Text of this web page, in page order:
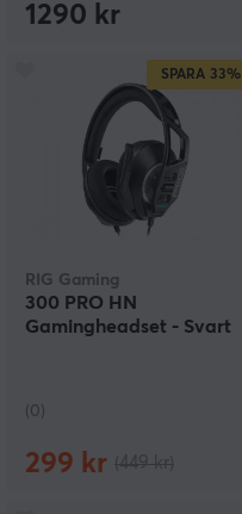
1290 kr
SPARA 33%
RIG Gaming
300 PRO HN
Gamingheadset - Svart
(0)
299 kr